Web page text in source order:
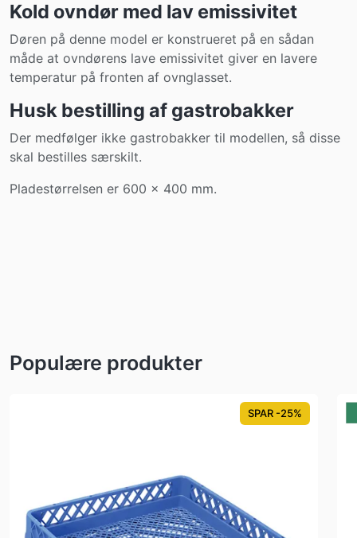
Kold ovndør med lav emissivitet
Døren på denne model er konstrueret på en sådan
måde at ovndørens lave emissivitet giver en lavere
temperatur på fronten af ovnglasset.
Husk bestilling af gastrobakker
Der medfølger ikke gastrobakker til modellen, så disse
skal bestilles særskilt.
Pladestørrelsen er 600 x 400 mm.
Populære produkter
SPAR -25%